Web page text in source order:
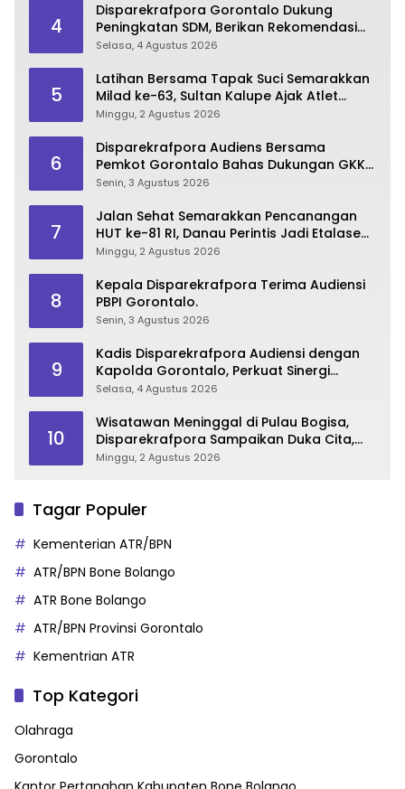
4
Disparekrafpora Gorontalo Dukung
Peningkatan SDM, Berikan Rekomendasi
Studi S3 bagi Pegawai
Selasa, 4 Agustus 2026
5
Latihan Bersama Tapak Suci Semarakkan
Milad ke-63, Sultan Kalupe Ajak Atlet
Lestarikan Budaya Bela Diri
Minggu, 2 Agustus 2026
6
Disparekrafpora Audiens Bersama
Pemkot Gorontalo Bahas Dukungan GKK
2026
Senin, 3 Agustus 2026
7
Jalan Sehat Semarakkan Pencanangan
HUT ke-81 RI, Danau Perintis Jadi Etalase
Wisata Gorontalo
Minggu, 2 Agustus 2026
8
Kepala Disparekrafpora Terima Audiensi
PBPI Gorontalo.
Senin, 3 Agustus 2026
9
Kadis Disparekrafpora Audiensi dengan
Kapolda Gorontalo, Perkuat Sinergi
Sukseskan Gorontalo Karnaval Karawo
Selasa, 4 Agustus 2026
10
Wisatawan Meninggal di Pulau Bogisa,
Disparekrafpora Sampaikan Duka Cita,
Imbau Utamakan Keselamatan
Minggu, 2 Agustus 2026
Tagar Populer
Kementerian ATR/BPN
ATR/BPN Bone Bolango
ATR Bone Bolango
ATR/BPN Provinsi Gorontalo
Kementrian ATR
Top Kategori
Olahraga
Gorontalo